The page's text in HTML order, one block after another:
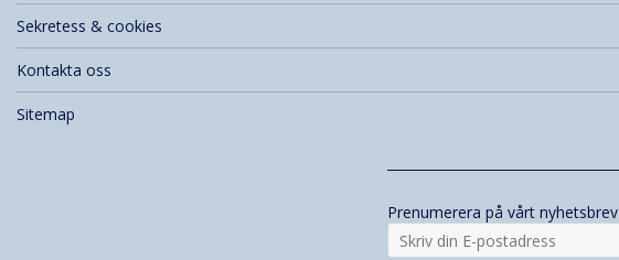
Sekretess & cookies
Kontakta oss
Sitemap
Prenumerera på vårt nyhetsbrev